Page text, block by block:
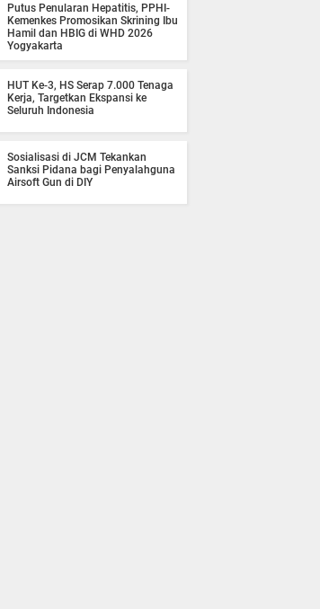
Putus Penularan Hepatitis, PPHI-
Kemenkes Promosikan Skrining Ibu
Hamil dan HBIG di WHD 2026
Yogyakarta
HUT Ke-3, HS Serap 7.000 Tenaga
Kerja, Targetkan Ekspansi ke
Seluruh Indonesia
Sosialisasi di JCM Tekankan
Sanksi Pidana bagi Penyalahguna
Airsoft Gun di DIY